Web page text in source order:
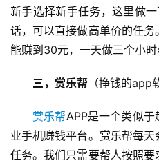
新手选择新手任务，这里做
话，可以直接做高单价的任务
能赚到30元，一天做三个小时
三，赏乐帮 （挣钱的app
赏乐帮APP是一个类似于
业手机赚钱平台。赏乐帮每
任务。我们只需要帮人按照